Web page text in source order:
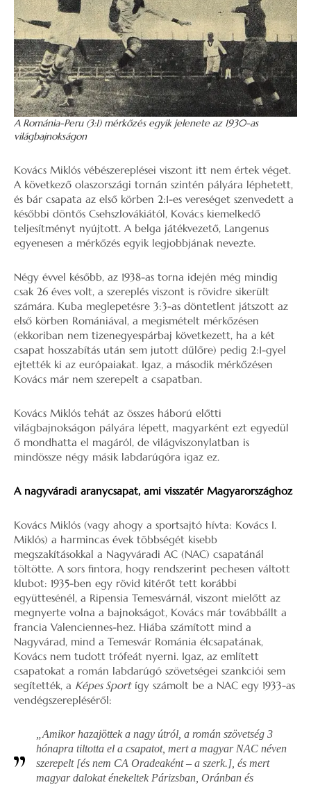
A Románia-Peru (3:1) mérkőzés egyik jelenete az 1930-as
világbajnokságon
Kovács Miklós vébészereplései viszont itt nem értek véget.
A következő olaszországi tornán szintén pályára léphetett,
és bár csapata az első körben 2:1-es vereséget szenvedett a
későbbi döntős Csehszlovákiától, Kovács kiemelkedő
teljesítményt nyújtott. A belga játékvezető, Langenus
egyenesen a mérkőzés egyik legjobbjának nevezte.
Négy évvel később, az 1938-as torna idején még mindig
csak 26 éves volt, a szereplés viszont is rövidre sikerült
számára. Kuba meglepetésre 3:3-as döntetlent játszott az
első körben Romániával, a megismételt mérkőzésen
(ekkoriban nem tizenegyespárbaj következett, ha a két
csapat hosszabítás után sem jutott dűlőre) pedig 2:1-gyel
ejtették ki az európaiakat. Igaz, a második mérkőzésen
Kovács már nem szerepelt a csapatban.
Kovács Miklós tehát az összes háború előtti
világbajnokságon pályára lépett, magyarként ezt egyedül
ő mondhatta el magáról, de világviszonylatban is
mindössze négy másik labdarúgóra igaz ez.
A nagyváradi aranycsapat, ami visszatér Magyarországhoz
Kovács Miklós (vagy ahogy a sportsajtó hívta: Kovács I.
Miklós) a harmincas évek többségét kisebb
megszakításokkal a Nagyváradi AC (NAC) csapatánál
töltötte. A sors fintora, hogy rendszerint pechesen váltott
klubot: 1935-ben egy rövid kitérőt tett korábbi
együttesénél, a Ripensia Temesvárnál, viszont mielőtt az
megnyerte volna a bajnokságot, Kovács már továbbállt a
francia Valenciennes-hez. Hiába számított mind a
Nagyvárad, mind a Temesvár Románia élcsapatának,
Kovács nem tudott trófeát nyerni. Igaz, az említett
csapatokat a román labdarúgó szövetségei szankciói sem
segítették, a Képes Sportígy számolt be a NAC egy 1933-as
vendégszerepléséről:
„Amikor hazajöttek a nagy útról, a román szövetség 3
hónapra tiltotta el a csapatot, mert a magyar NAC néven
szerepelt [és nem CA Oradeaként – a szerk.], és mert
magyar dalokat énekeltek Párizsban, Oránban és